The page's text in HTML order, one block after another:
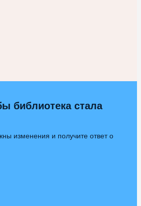
библиотека стала
изменения и получите ответ о